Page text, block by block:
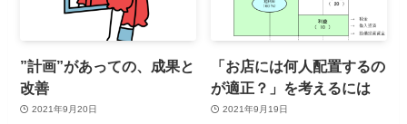
”計画”があっての、成果と
改善
2021年9月20日
「お店には何人配置するの
が適正？」を考えるには
2021年9月19日